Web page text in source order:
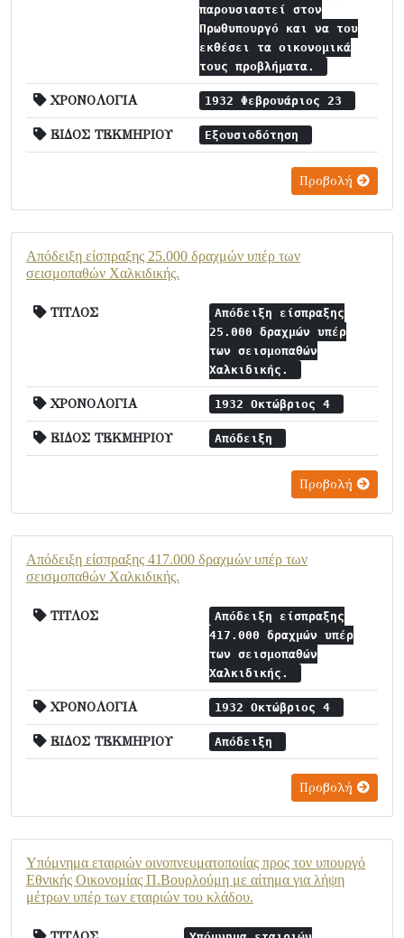
παρουσιαστεί στον
Πρωθυπουργό και να του
εκθέσει τα οικονομικά
τους προβλήματα.
ΧΡΟΝΟΛΟΓΙΑ 1932 Φεβρουάριος 23
ΕΙΔΟΣ ΤΕΚΜΗΡΙΟΥ Εξουσιοδότηση
Προβολή
Απόδειξη είσπραξης 25.000 δραχμών υπέρ των
σεισμοπαθών Χαλκιδικής.
ΤΙΤΛΟΣ
Απόδειξη είσπραξης
25.000 δραχμών υπέρ
των σεισμοπαθών
Χαλκιδικής.
ΧΡΟΝΟΛΟΓΙΑ 1932 Οκτώβριος 4
ΕΙΔΟΣ ΤΕΚΜΗΡΙΟΥ Απόδειξη
Προβολή
Απόδειξη είσπραξης 417.000 δραχμών υπέρ των
σεισμοπαθών Χαλκιδικής.
ΤΙΤΛΟΣ
Απόδειξη είσπραξης
417.000 δραχμών υπέρ
των σεισμοπαθών
Χαλκιδικής.
ΧΡΟΝΟΛΟΓΙΑ 1932 Οκτώβριος 4
ΕΙΔΟΣ ΤΕΚΜΗΡΙΟΥ Απόδειξη
Προβολή
Υπόμνημα εταιριών οινοπνευματοποιίας προς τον υπουργό
Εθνικής Οικονομίας Π.Βουρλούμη με αίτημα για λήψη
μέτρων υπέρ των εταιριών του κλάδου.